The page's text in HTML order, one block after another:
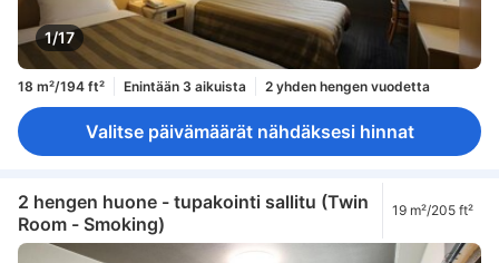
1/17
18 m²/194 ft² Enintään 3 aikuista 2 yhden hengen vuodetta
Valitse päivämäärät nähdäksesi hinnat
2 hengen huone - tupakointi sallitu (Twin
Room - Smoking)
19 m²/205 ft²